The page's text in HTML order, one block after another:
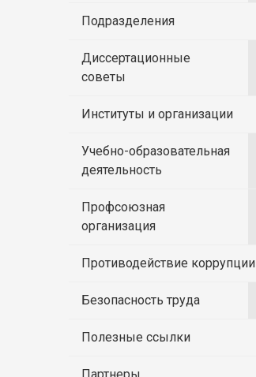
Подразделения
Диссертационные
советы
Институты и организации
Учебно-образовательная
деятельность
Профсоюзная
организация
Противодействие коррупции
Безопасность труда
Полезные ссылки